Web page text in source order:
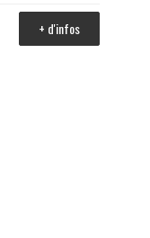
+ d'infos